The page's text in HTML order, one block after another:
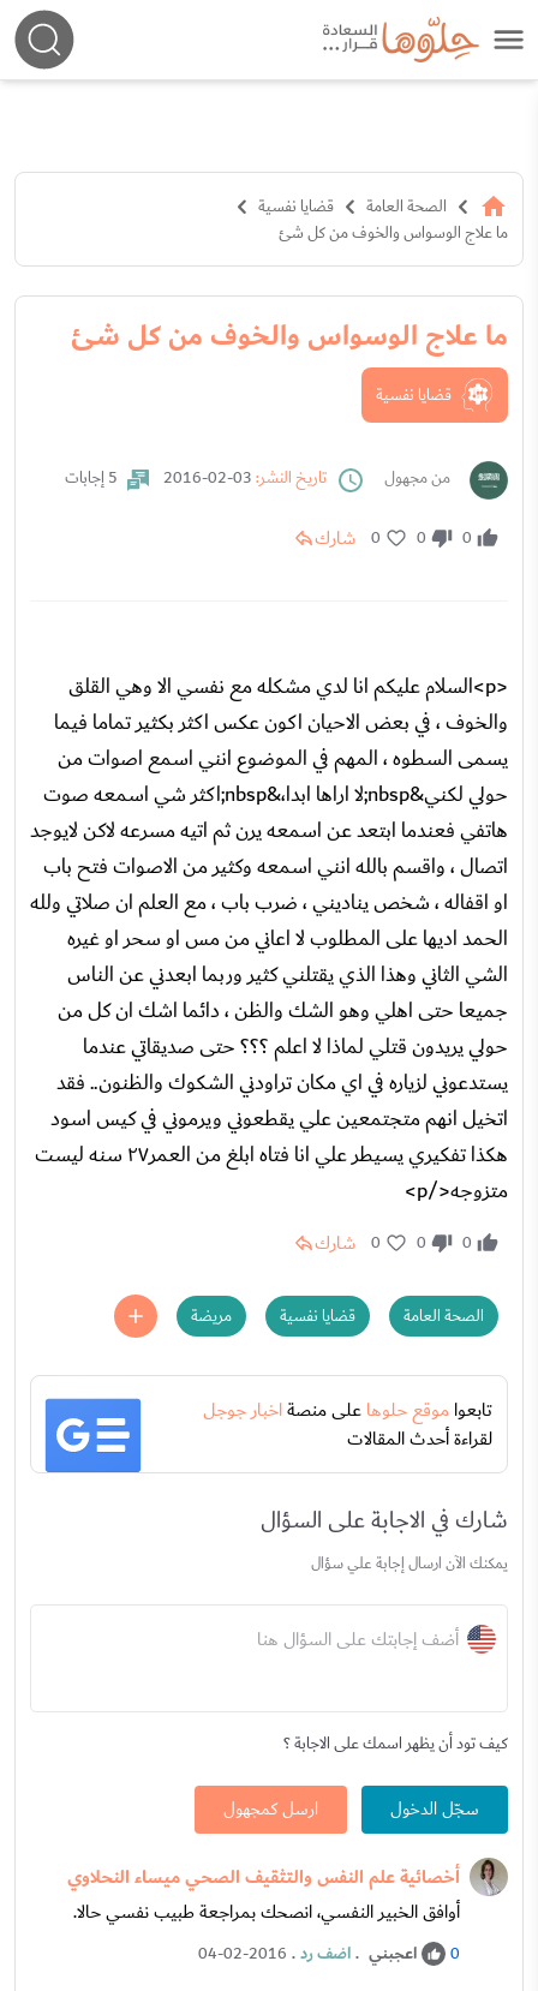
الصحة العامة
قضايا نفسية
ما علاج الوسواس والخوف من كل شئ
ما علاج الوسواس والخوف من كل شئ
قضايا نفسية
من مجهول تاريخ النشر: 5 إجابات
0
0
0 شارك
<p>السلام عليكم انا لدي مشكله مع نفسي الا وهي القلق
والخوف ، في بعض الاحيان اكون عكس اكثر بكثير تماما فيما
يسمى السطوه ، المهم في الموضوع انني اسمع اصوات من
حولي لكني&nbsp;لا اراها ابدا،&nbsp;اكثر شي اسمعه صوت
هاتفي فعندما ابتعد عن اسمعه يرن ثم اتيه مسرعه لاكن لايوجد
اتصال ، واقسم بالله انني اسمعه وكثير من الاصوات فتح باب
او اقفاله ، شخص يناديني ، ضرب باب ، مع العلم ان صلاتي ولله
الحمد اديها على المطلوب لا اعاني من مس او سحر او غيره
الشي الثاني وهذا الذي يقتلني كثير وربما ابعدني عن الناس
جميعا حتى اهلي وهو الشك والظن ، دائما اشك ان كل من
حولي يريدون قتلي لماذا لا اعلم ؟؟؟ حتى صديقاتي عندما
يستدعوني لزياره في اي مكان تراودني الشكوك والظنون.. فقد
اتخيل انهم متجتمعين علي يقطعوني ويرموني في كيس اسود
هكذا تفكيري يسيطر علي انا فتاه ابلغ من العمر٢٧ سنه ليست
متزوجه</p>
0
0
0 شارك
الصحة العامة قضايا نفسية مريضة
تابعواموقع حلوهاعلى منصةاخبار جوجل
لقراءة أحدث المقالات
شارك في الاجابة على السؤال
يمكنك الآن ارسال إجابة علي سؤال
أضف إجابتك على السؤال هنا
كيف تود أن يظهر اسمك على الاجابة ؟
سجّل الدخول ارسل كمجهول
أخصائية علم النفس والتثقيف الصحي ميساء النحلاوي
أوافق الخبير النفسي، انصحك بمراجعة طبيب نفسي حالا.
0 اعجبني .اضف رد.
04-02-2016